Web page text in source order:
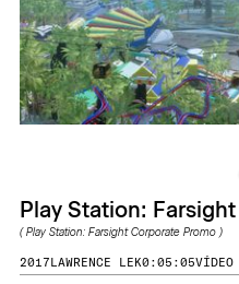
Play Station:
(Play Station: Farsight Corporate Promo)
2017LAWRENCE LEK0:05:05VÍDEO